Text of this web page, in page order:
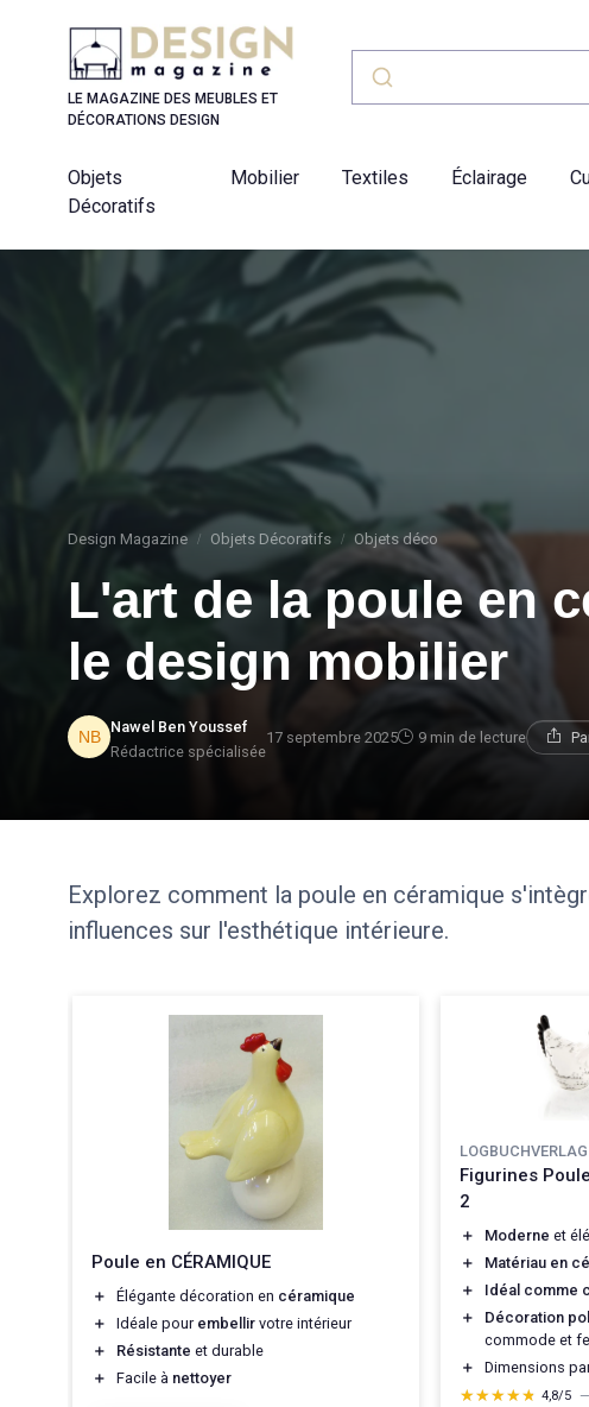
LE MAGAZINE DES MEUBLES ET
DÉCORATIONS DESIGN
Objets
Décoratifs
Mobilier Textiles Éclairage
Design Magazine Objets Décoratifs Objets déco
L'art de la poule en
le design mobilier
Nawel Ben Youssef
Rédactrice spécialisée
17 septembre 2025 9 min de lecture
Explorez comment la poule en céramique
influences sur l'esthétique intérieure.
Poule en CÉRAMIQUE
＋ Élégante décoration en céramique
＋
Idéale pour embellir votre intérieur
＋
Résistante et durable
＋
Facile à nettoyer
LOGBUCHVERLAG
Figurines
2
＋ Moderne et
＋
Matériau en
＋
Idéal comme
＋
Décoration
commode et
＋
Dimensions
★★★★★
★★★★★ 4,8/5 —